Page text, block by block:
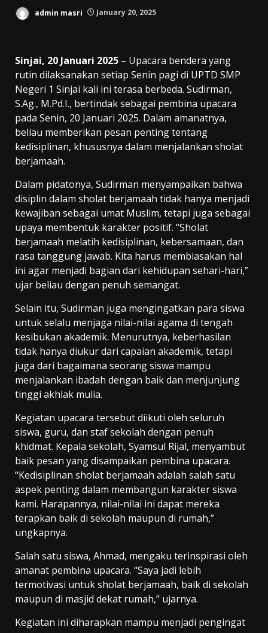
admin masri January 20, 2025
Sinjai, 20 Januari 2025 – Upacara bendera yang
rutin dilaksanakan setiap Senin pagi di UPTD SMP
Negeri 1 Sinjai kali ini terasa berbeda. Sudirman,
S.Ag., M.Pd.I., bertindak sebagai pembina upacara
pada Senin, 20 Januari 2025. Dalam amanatnya,
beliau memberikan pesan penting tentang
kedisiplinan, khususnya dalam menjalankan sholat
berjamaah.
Dalam pidatonya, Sudirman menyampaikan bahwa
disiplin dalam sholat berjamaah tidak hanya menjadi
kewajiban sebagai umat Muslim, tetapi juga sebagai
upaya membentuk karakter positif. “Sholat
berjamaah melatih kedisiplinan, kebersamaan, dan
rasa tanggung jawab. Kita harus membiasakan hal
ini agar menjadi bagian dari kehidupan sehari-hari,”
ujar beliau dengan penuh semangat.
Selain itu, Sudirman juga mengingatkan para siswa
untuk selalu menjaga nilai-nilai agama di tengah
kesibukan akademik. Menurutnya, keberhasilan
tidak hanya diukur dari capaian akademik, tetapi
juga dari bagaimana seorang siswa mampu
menjalankan ibadah dengan baik dan menjunjung
tinggi akhlak mulia.
Kegiatan upacara tersebut diikuti oleh seluruh
siswa, guru, dan staf sekolah dengan penuh
khidmat. Kepala sekolah, Syamsul Rijal, menyambut
baik pesan yang disampaikan pembina upacara.
“Kedisiplinan sholat berjamaah adalah salah satu
aspek penting dalam membangun karakter siswa
kami. Harapannya, nilai-nilai ini dapat mereka
terapkan baik di sekolah maupun di rumah,”
ungkapnya.
Salah satu siswa, Ahmad, mengaku terinspirasi oleh
amanat pembina upacara. “Saya jadi lebih
termotivasi untuk sholat berjamaah, baik di sekolah
maupun di masjid dekat rumah,” ujarnya.
Kegiatan ini diharapkan mampu menjadi pengingat